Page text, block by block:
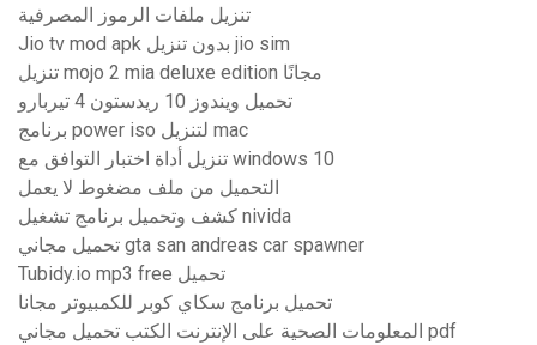
تنزيل ملفات الرموز المصرفية
Jio tv mod apk بدون تنزيل jio sim
تنزيل mojo 2 mia deluxe edition مجانًا
تحميل ويندوز 10 ريدستون 4 تيربارو
برنامج power iso لتنزيل mac
تنزيل أداة اختبار التوافق مع windows 10
التحميل من ملف مضغوط لا يعمل
كشف وتحميل برنامج تشغيل nivida
تحميل مجاني gta san andreas car spawner
Tubidy.io mp3 free تحميل
تحميل برنامج سكاي كوبر للكمبيوتر مجانا
المعلومات الصحية على الإنترنت الكتب تحميل مجاني pdf